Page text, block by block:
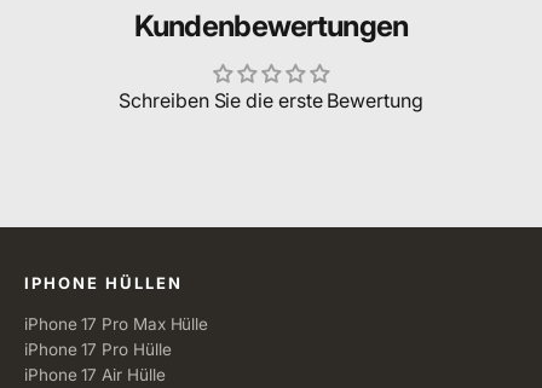
Kundenbewertungen
Schreiben Sie die erste Bewertung
Alle Kategorien
IPHONE HÜLLEN
iPhone 17 Pro Max Hülle
iPhone 17 Pro Hülle
iPhone 17 Air Hülle